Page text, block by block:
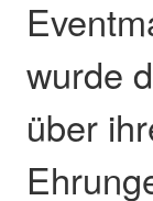
wurde
über